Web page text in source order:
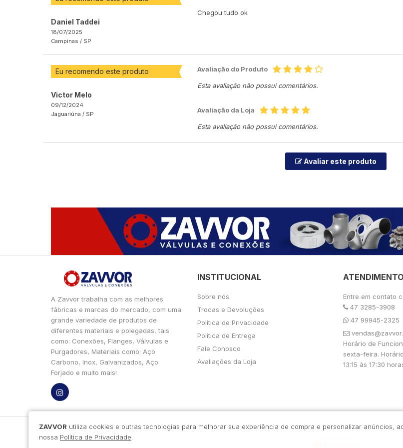
ZAVVOR utiliza cookies e outras tecnologias para melhorar sua experiência de compra e personalizar anúncios,
nossa Política de Privacidade
Daniel Taddei
18/07/2025
Campinas / SP
Chegou tudo ok
Eu recomendo este produto
Victor Melo
09/12/2024
Jaguariúna / SP
Avaliação do Produto
Esta avaliação não possui comentários.
Avaliação da Loja
Esta avaliação não possui comentários.
Avaliar este produto
A Zavvor trabalha com as melhores
fábricas e marcas do mercado, com uma
grande variedade de produtos de
diferentes materiais e polegadas, tais
como: Conexões, Flanges, Válvulas e
Purgadores, Materiais como: Aço
Carbono, Inox, Galvanizados, Aço
Forjado e muito mais!
INSTITUCIONAL
Sobre nós
Trocas e Devoluções
Política de Privacidade
Política de Entrega
Fale Conosco
Avaliações da Loja
ATENDIMENTO
Entre em contato
47 3285-3908
47 99945-2325
Horário de
sexta-feira.
13:15 às 17:30